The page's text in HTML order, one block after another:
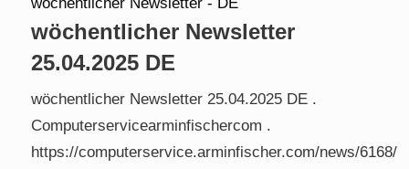
wöchentlicher Newsletter
25.04.2025 DE
wöchentlicher Newsletter 25.04.2025 DE .
Computerservicearminfischercom .
https://computerservice.arminfischer.com/news/6168/